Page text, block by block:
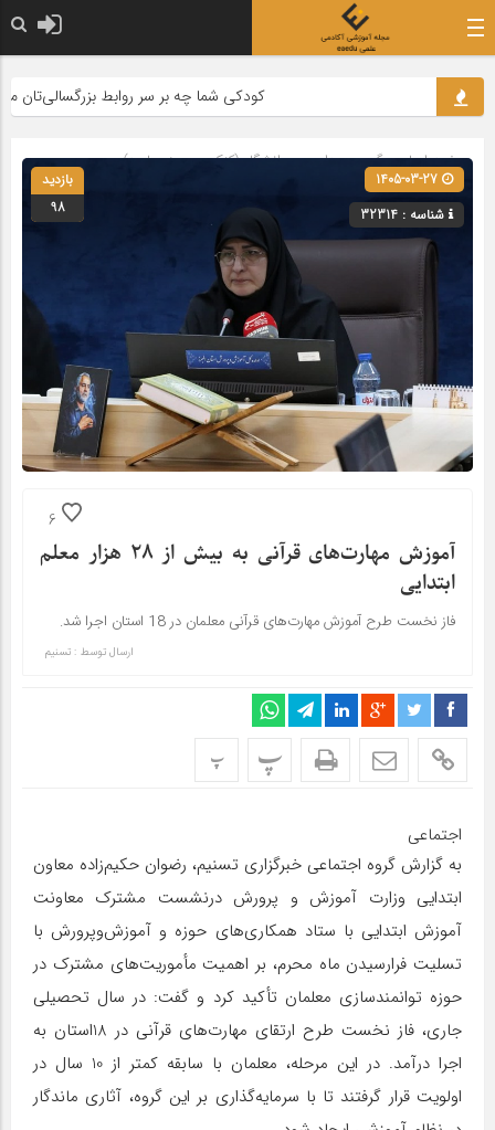
کودکی شما چه بر سر روابط بزرگسالی‌تان
صفحه اصلی» گروه »مدارس و دانشگاه (کنکور و حوزه علمیه)
شناسه : 32314
بازدید
98
6
آموزش مهارت‌های قرآنی به بیش از 28 هزار معلم
ابتدایی
فاز نخست طرح آموزش مهارت‌های قرآنی معلمان در 18 استان اجرا شد.
ارسال توسط : تسنیم
پ پ
اجتماعی
به گزارش گروه اجتماعی خبرگزاری تسنیم، رضوان حکیم‌زاده معاون
ابتدایی وزارت آموزش و پرورش درنشست مشترک معاونت
آموزش ابتدایی با ستاد همکاری‌های حوزه و آموزش‌وپرورش با
تسلیت فرارسیدن ماه محرم، بر اهمیت مأموریت‌های مشترک در
حوزه توانمندسازی معلمان تأکید کرد و گفت: در سال تحصیلی
جاری، فاز نخست طرح ارتقای مهارت‌های قرآنی در 18استان به
اجرا درآمد. در این مرحله، معلمان با سابقه کمتر از 10 سال در
اولویت قرار گرفتند تا با سرمایه‌گذاری بر این گروه، آثاری ماندگار